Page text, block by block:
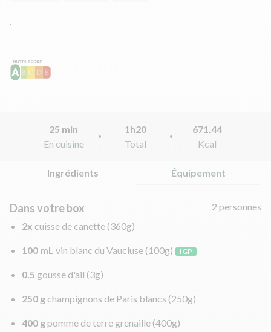
25 min
En cuisine
1h20
Total
671.44
Kcal
Ingrédients Équipement
Dans votre box
2 personnes
2x cuisse de canette (360g)
100 mL vin blanc du Vaucluse (100g) IGP
0.5 gousse d'ail (3g)
250 g champignons de Paris blancs (250g)
400 gpomme de terre grenaille (400g)